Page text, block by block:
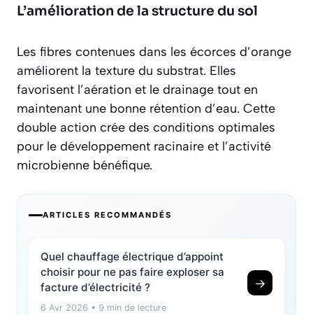
L’amélioration de la structure du sol
Les fibres contenues dans les écorces d’orange
améliorent la texture du substrat. Elles
favorisent l’aération et le drainage tout en
maintenant une bonne rétention d’eau. Cette
double action crée des conditions optimales
pour le développement racinaire et l’activité
microbienne bénéfique.
ARTICLES RECOMMANDÉS
Quel chauffage électrique d’appoint
choisir pour ne pas faire exploser sa
facture d’électricité ?
6 Avr 2026 • 9 min de lecture
→